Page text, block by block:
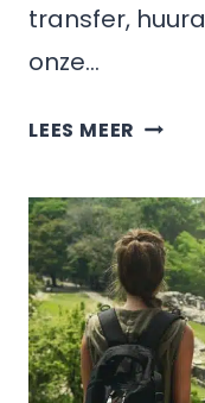
transfer,
onze…
LEES MEER HOE
VAN
SAN
DE
LAS